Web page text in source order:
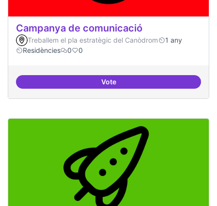
Campanya de comunicació
Treballem el pla estratègic del Canòdrom
1 any
Residències
0 0
VoteCampanya de comunicació